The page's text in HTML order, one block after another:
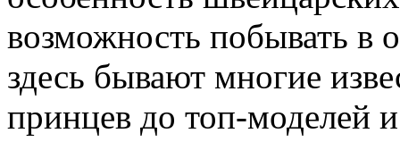
возможность побывать в
здесь бывают многие
принцев до топ-моделей